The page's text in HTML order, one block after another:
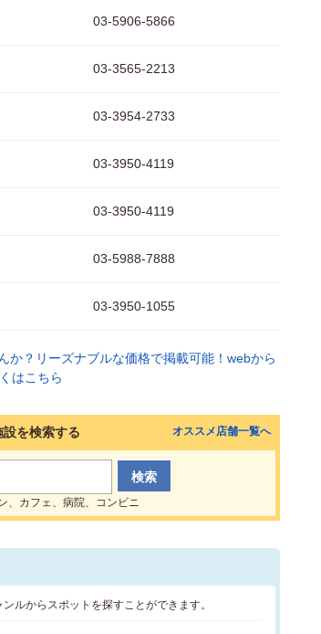
03-5906-5866
03-3565-2213
03-3954-2733
03-3950-4119
03-3950-4119
03-5988-7888
03-3950-1055
を検索する
、カフェ、病院、コンビニ
オススメ店舗一覧へ
ルからスポットを探すことができます。